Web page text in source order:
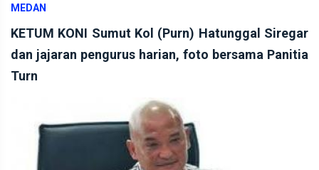
MEDAN
KETUM KONI Sumut Kol (Purn) Hatunggal Siregar
dan jajaran pengurus harian, foto bersama Panitia
Turn